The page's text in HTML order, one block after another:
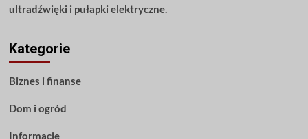
ultradźwięki i pułapki elektryczne.
Kategorie
Biznes i finanse
Dom i ogród
Informacje